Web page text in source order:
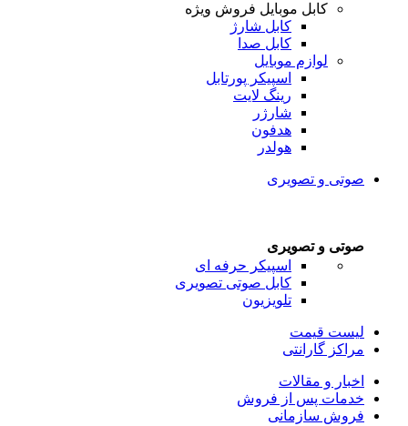
کابل موبایل فروش ویژه
کابل شارژ
کابل صدا
لوازم موبایل
اسپیکر پورتابل
رینگ لایت
شارژر
هدفون
هولدر
صوتی و تصویری
صوتی و تصویری
اسپیکر حرفه ای
کابل صوتی تصویری
تلویزیون
لیست قیمت
مراکز گارانتی
اخبار و مقالات
خدمات پس از فروش
فروش سازمانی